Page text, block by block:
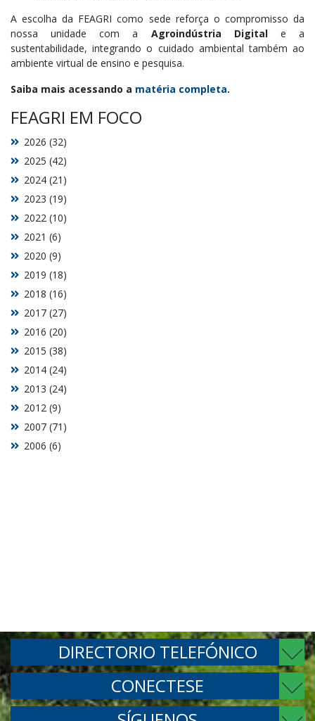
A escolha da FEAGRI como sede reforça o compromisso da
nossa unidade com a Agroindústria Digitale a
sustentabilidade, integrando o cuidado ambiental também ao
ambiente virtual de ensino e pesquisa.
Saiba mais acessando a matéria completa.
FEAGRI EM FOCO
2006 (6)
2007 (71)
2012 (9)
2013 (24)
2014 (24)
2015 (38)
2016 (20)
2017 (27)
2018 (16)
2019 (18)
2020 (9)
2021 (6)
2022 (10)
2023 (19)
2024 (21)
2025 (42)
2026 (32)
DIRECTORIO TELEFÓNICO
CONECTESE